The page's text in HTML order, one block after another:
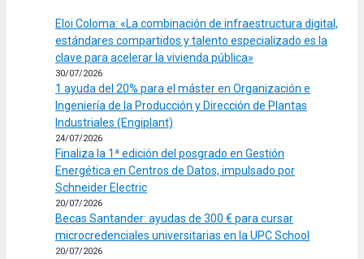
Eloi Coloma: «La combinación de infraestructura digital,
estándares compartidos y talento especializado es la
clave para acelerar la vivienda pública»
30/07/2026
1 ayuda del 20% para el máster en Organización e
Ingeniería de la Producción y Dirección de Plantas
Industriales (Engiplant)
24/07/2026
Finaliza la 1ª edición del posgrado en Gestión
Energética en Centros de Datos, impulsado por
Schneider Electric
20/07/2026
Becas Santander: ayudas de 300 € para cursar
microcredenciales universitarias en la UPC School
20/07/2026